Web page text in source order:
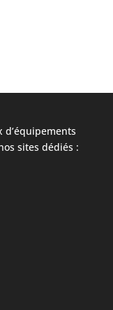
sites dédiés :